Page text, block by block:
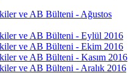
ve AB Bülteni - Ağustos
ve AB Bülteni - Eylül 2016
ve AB Bülteni - Ekim 2016
ve AB Bülteni - Kasım 2016
ve AB Bülteni - Aralık 2016